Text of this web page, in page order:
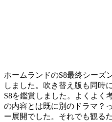
ホームランドのS8最終シーズ
しました。吹き替え版も同時
S8を鑑賞しました。よくよく
の内容とは既に別のドラマ？
ー展開でした。それでも観る